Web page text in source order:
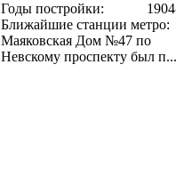
Годы постройки: 1904-
Ближайшие станции
Маяковская Дом №47 по
Невскому проспекту был п...